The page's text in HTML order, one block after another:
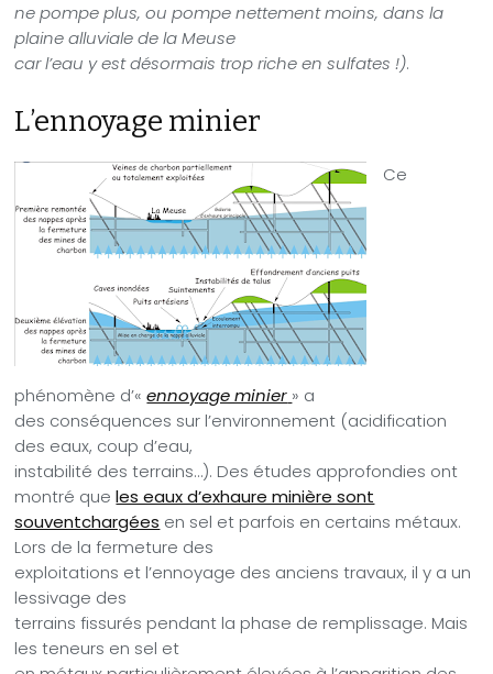
ne pompe plus, ou pompe nettement moins, dans la
plaine alluviale de la Meuse
car l’eau y est désormais trop riche en sulfates !).
L’ennoyage minier
Ce
phénomène d’«ennoyage minier » a
des conséquences sur l’environnement (acidification
des eaux, coup d’eau,
instabilité des terrains…). Des études approfondies ont
montré que les eaux d’exhaure minière sont
souventchargées en sel et parfois en certains métaux.
Lors de la fermeture des
exploitations et l’ennoyage des anciens travaux, il y a un
lessivage des
terrains fissurés pendant la phase de remplissage. Mais
les teneurs en sel et